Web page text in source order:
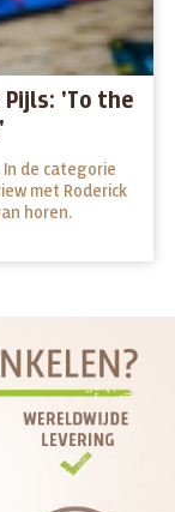
Pijls: 'To the
In de categorie
met Roderick
horen.